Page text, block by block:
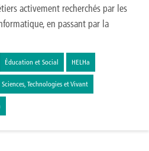
activement recherchés par les
en passant par la
Éducation et Social HELHa
Sciences, Technologies et Vivant